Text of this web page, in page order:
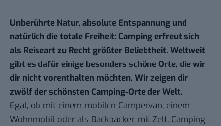
Unberührte Natur, absolute Entspannung und
natürlich die totale Freiheit: Camping erfreut sich
als Reiseart zu Recht größter Beliebtheit. Weltweit
gibt es dafür einige besonders schöne Orte, die wir
dir nicht vorenthalten möchten. Wir zeigen dir
zwölf der schönsten Camping-Orte der Welt.
Egal, ob mit einem mobilen Campervan, einem
Wohnmobil oder als Backpacker mit Zelt, Camping